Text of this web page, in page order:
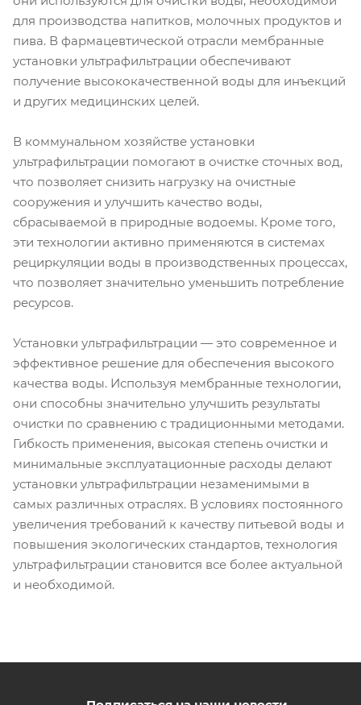
для производства напитков, молочных продуктов и
пива. В фармацевтической отрасли мембранные
установки ультрафильтрации обеспечивают
получение высококачественной воды для инъекций
и других медицинских целей.
В коммунальном хозяйстве установки
ультрафильтрации помогают в очистке сточных вод,
что позволяет снизить нагрузку на очистные
сооружения и улучшить качество воды,
сбрасываемой в природные водоемы. Кроме того,
эти технологии активно применяются в системах
рециркуляции воды в производственных процессах,
что позволяет значительно уменьшить потребление
ресурсов.
Установки ультрафильтрации — это современное и
эффективное решение для обеспечения высокого
качества воды. Используя мембранные технологии,
они способны значительно улучшить результаты
очистки по сравнению с традиционными методами.
Гибкость применения, высокая степень очистки и
минимальные эксплуатационные расходы делают
установки ультрафильтрации незаменимыми в
самых различных отраслях. В условиях постоянного
увеличения требований к качеству питьевой воды и
повышения экологических стандартов, технология
ультрафильтрации становится все более актуальной
и необходимой.